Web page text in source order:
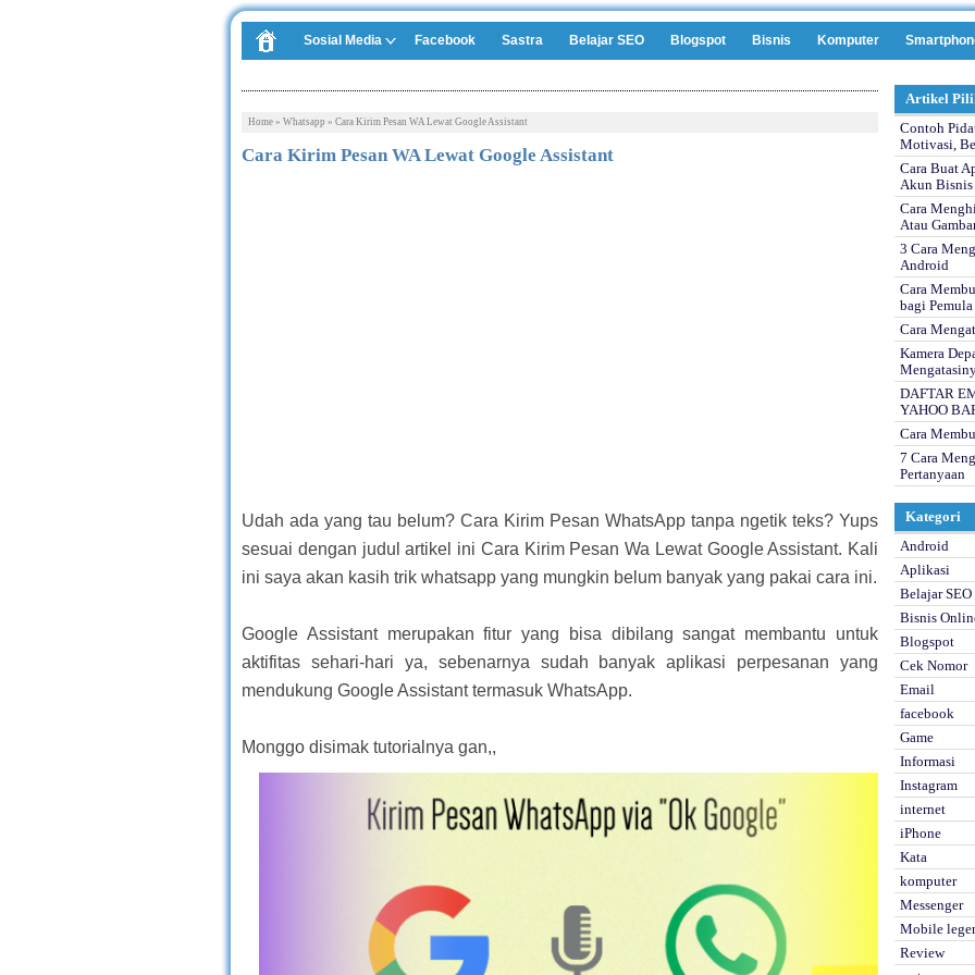
Sosial Media Facebook Sastra Belajar SEO Blogspot Bisnis Komputer
Home » Whatsapp » Cara Kirim Pesan WA Lewat Google Assistant
Cara Kirim Pesan WA Lewat Google Assistant
Udah ada yang tau belum? Cara Kirim Pesan WhatsApp tanpa ngetik teks? Yups
sesuai dengan judul artikel ini Cara Kirim Pesan Wa Lewat Google Assistant. Kali
ini saya akan kasih trik whatsapp yang mungkin belum banyak yang pakai cara ini.
Google Assistant merupakan fitur yang bisa dibilang sangat membantu untuk
aktifitas sehari-hari ya, sebenarnya sudah banyak aplikasi perpesanan yang
mendukung Google Assistant termasuk WhatsApp.
Monggo disimak tutorialnya gan,,
Artikel
Contoh
Motivasi,
Cara Buat
Akun Bisnis
Cara
Atau
3 Cara
Android
Cara
bagi Pemula
Cara
Kamera
DAFTAR
YAHOO
Cara
7 Cara
Pertanyaan
Kategori
Android
Aplikasi
Belajar SEO
Bisnis
Blogspot
Cek Nomor
Email
facebook
Game
Informasi
Instagram
internet
iPhone
Kata
komputer
Messenger
Mobile
Review